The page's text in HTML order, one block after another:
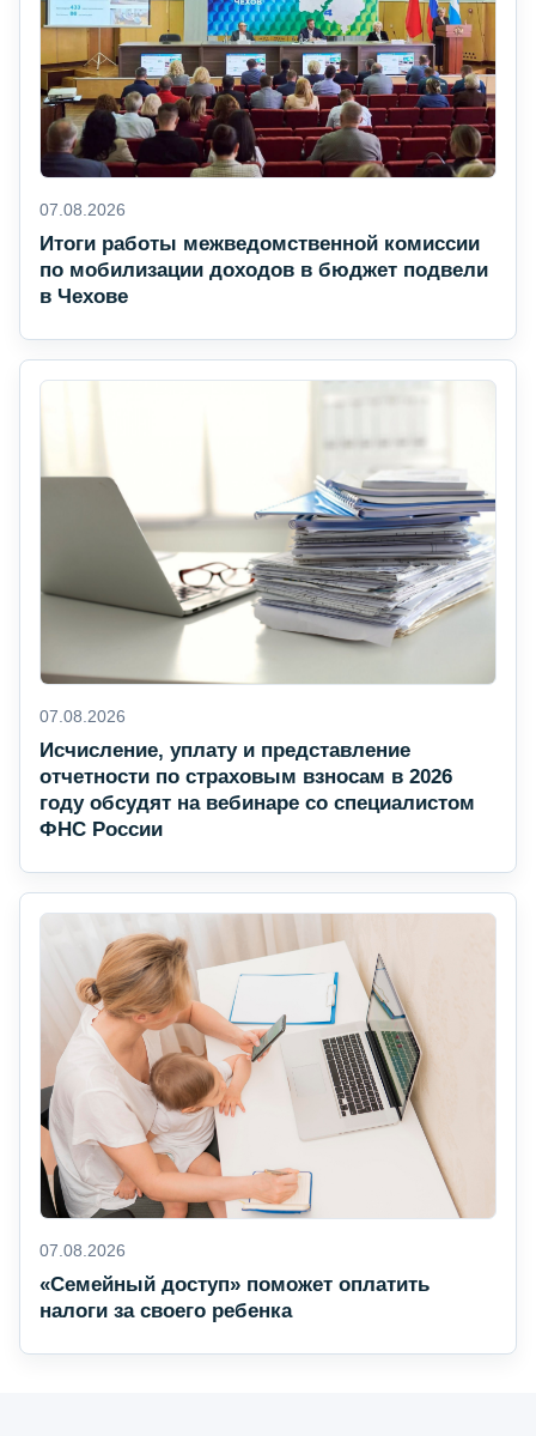
07.08.2026
Итоги работы межведомственной комиссии
по мобилизации доходов в бюджет подвели
в Чехове
07.08.2026
Исчисление, уплату и представление
отчетности по страховым взносам в 2026
году обсудят на вебинаре со специалистом
ФНС России
07.08.2026
«Семейный доступ» поможет оплатить
налоги за своего ребенка